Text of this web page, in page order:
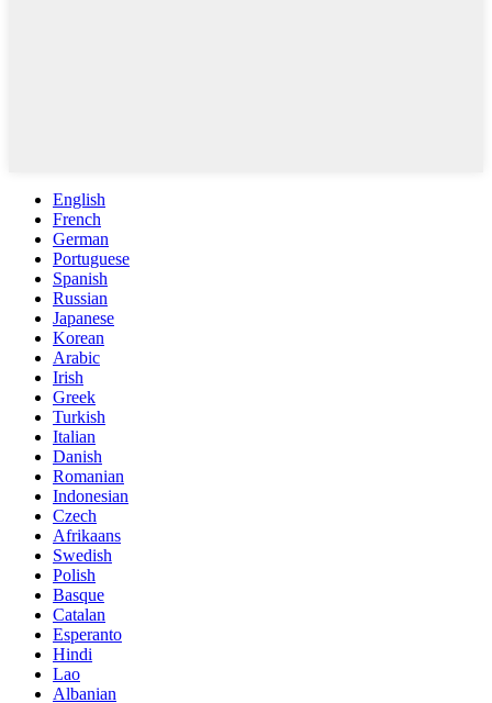
English
French
German
Portuguese
Spanish
Russian
Japanese
Korean
Arabic
Irish
Greek
Turkish
Italian
Danish
Romanian
Indonesian
Czech
Afrikaans
Swedish
Polish
Basque
Catalan
Esperanto
Hindi
Lao
Albanian